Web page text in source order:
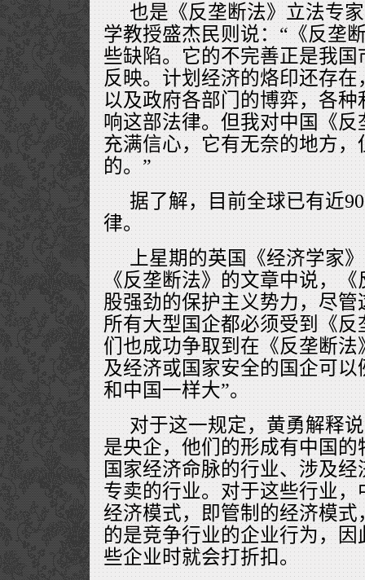
也是《反垄断法》立法专
学教授盛杰民则说：“《反垄
些缺陷。它的不完善正是我
反映。计划经济的烙印还存
以及政府各部门的博弈，各
响这部法律。但我对中国《
充满信心，它有无奈的地方
的。”
据了解，目前全球已有近
律。
上星期的英国《经济学家
《反垄断法》的文章中说，
股强劲的保护主义势力，尽
所有大型国企都必须受到《
们也成功争取到在《反垄断
及经济或国家安全的国企可
和中国一样大”。
对于这一规定，黄勇解释
是央企，他们的形成有中国
国家经济命脉的行业、涉及
专卖的行业。对于这些行业
经济模式，即管制的经济模
的是竞争行业的企业行为，
些企业时就会打折扣。